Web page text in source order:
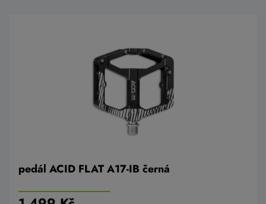
pedál ACID FLAT A17-IB černá